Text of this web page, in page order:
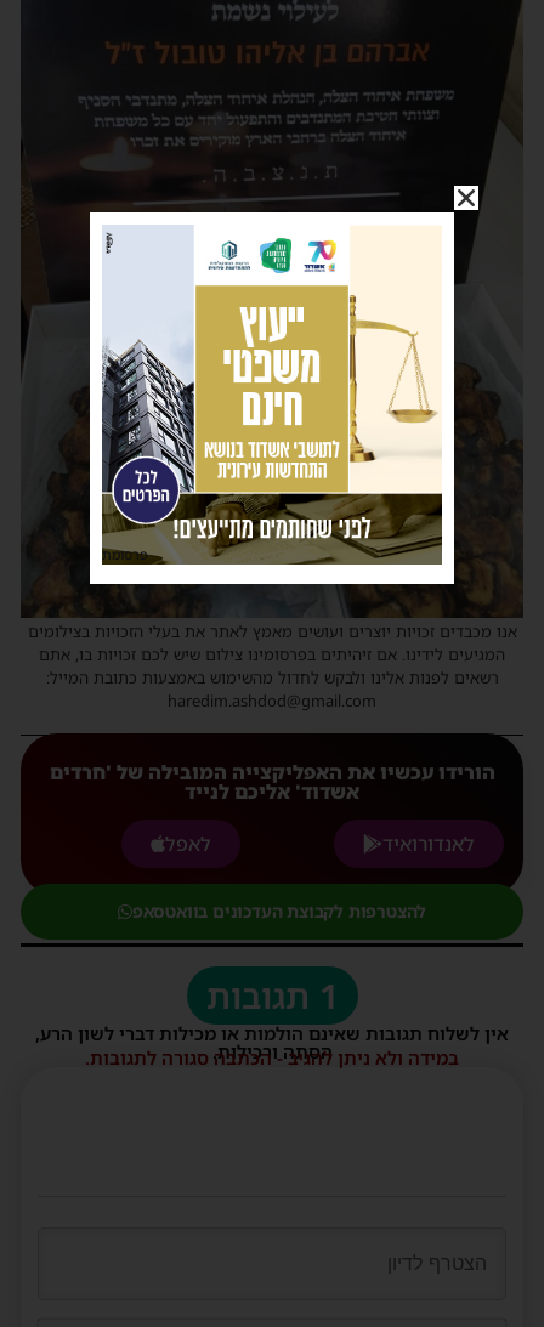
אנו מכבדים זכויות יוצרים ועושים מאמץ לאתר את בעלי הזכויות בצילומים
המגיעים לידינו. אם זיהיתים בפרסומינו צילום שיש לכם זכויות בו, אתם
רשאים לפנות אלינו ולבקש לחדול מהשימוש באמצעות כתובת המייל:
haredim.ashdod@gmail.com
הורידו עכשיו את האפליקצייה המובילה של 'חרדים
אשדוד' אליכם לנייד
לאנדורואיד
לאפל
להצטרפות לקבוצת העדכונים בוואטסאפ
1 תגובות
אין לשלוח תגובות שאינם הולמות או מכילות דברי לשון הרע,
הסתה ורכילות.
במידה ולא ניתן להגיב - הכתבה סגורה לתגובות.
פרסומת